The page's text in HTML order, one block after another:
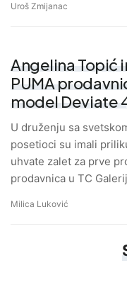
Uroš Zmijanac
Angelina Topić
PUMA
model Deviate
U druženju sa
posetioci su imali
uhvate zalet za prve
prodavnica u TC
Milica Luković